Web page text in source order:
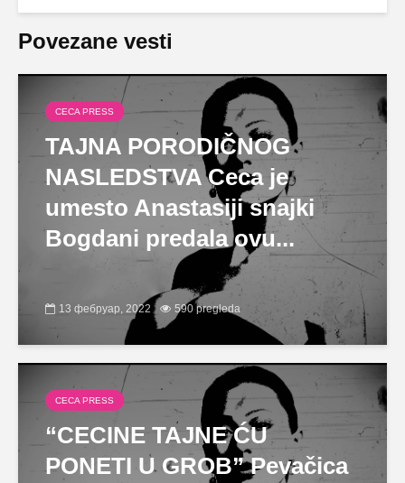
Povezane vesti
CECA PRESS
TAJNA PORODIČNOG
NASLEDSTVA Ceca je
umesto Anastasiji snajki
Bogdani predala ovu...
13 фебруар, 2022 590 pregleda
CECA PRESS
“CECINE TAJNE ĆU
PONETI U GROB” Pevačica